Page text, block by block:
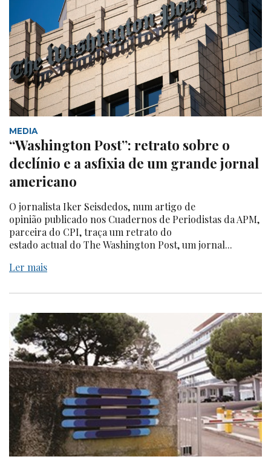
MEDIA
“Washington Post”: retrato sobre o
declínio e a asfixia de um grande jornal
americano
O jornalista Iker Seisdedos, num artigo de
opinião publicado nos Cuadernos de Periodistas da APM,
parceira do CPI, traça um retrato do
estado actual do The Washington Post, um jornal...
Ler mais